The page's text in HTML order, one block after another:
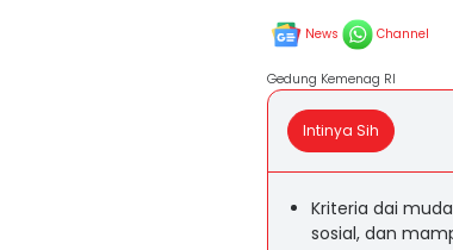
News Channel
Gedung Kemenag RI
Intinya Sih
Kriteria dai
sosial, dan